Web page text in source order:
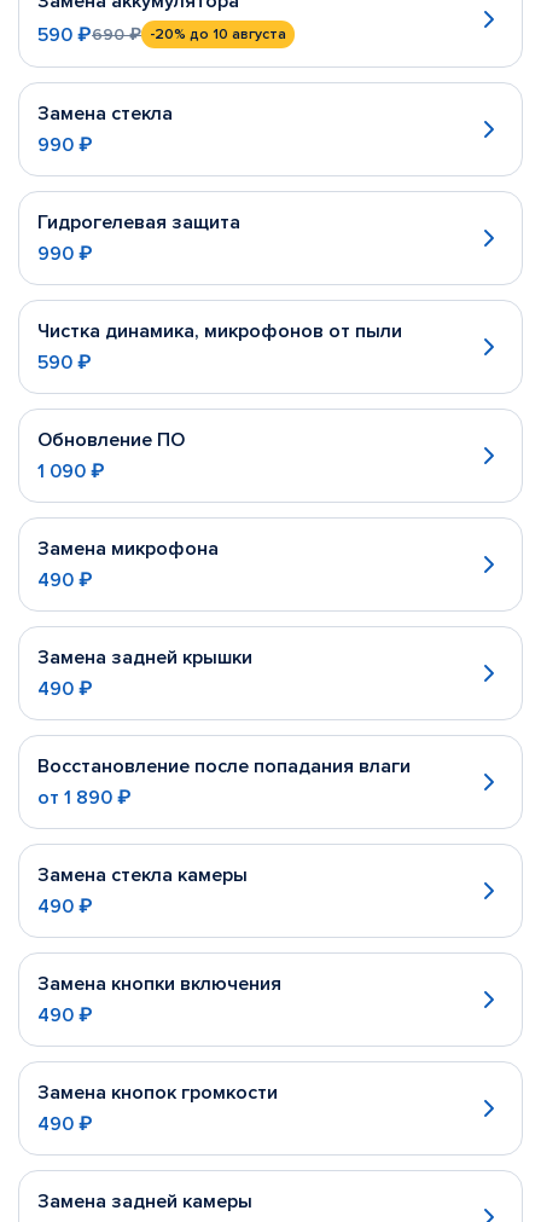
590 ₽690 ₽ -20% до 10 августа
Замена стекла
990 ₽
Гидрогелевая защита
990 ₽
Чистка динамика, микрофонов от пыли
590 ₽
Обновление ПО
1 090 ₽
Замена микрофона
490 ₽
Замена задней крышки
490 ₽
Восстановление после попадания влаги
от 1 890 ₽
Замена стекла камеры
490 ₽
Замена кнопки включения
490 ₽
Замена кнопок громкости
490 ₽
Замена задней камеры